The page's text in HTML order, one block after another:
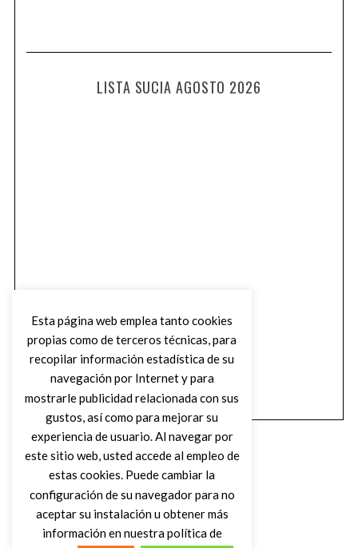
LISTA SUCIA AGOSTO 2026
Esta página web emplea tanto cookies
propias como de terceros técnicas, para
recopilar información estadística de su
navegación por Internet y para
mostrarle publicidad relacionada con sus
gustos, así como para mejorar su
experiencia de usuario. Al navegar por
este sitio web, usted accede al empleo de
estas cookies. Puede cambiar la
configuración de su navegador para no
aceptar su instalación u obtener más
información en nuestra política de